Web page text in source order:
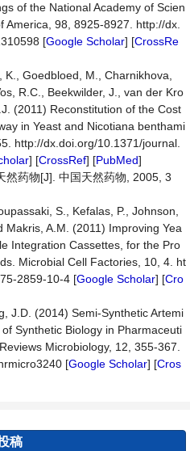
of the National Academy of Scien
America, 98, 8925-8927. http://dx.
[Google Scholar] [CrossRe
Goedbloed, M., Charnikhova,
R.C., Beekwilder, J., van der Kro
(2011) Reconstitution of the Cost
in Yeast and Nicotiana benthami
http://dx.doi.org/10.1371/journal.
] [CrossRef] [PubMed]
然药物[J]. 中国天然药物, 2005, 3
S., Kefalas, P., Johnson,
Makris, A.M. (2011) Improving Yea
Integration Cassettes, for the Pro
Microbial Cell Factories, 10, 4. ht
2859-10-4 [Google Scholar] [Cro
J.D. (2014) Semi-Synthetic Artemi
Synthetic Biology in Pharmaceuti
Microbiology, 12, 355-367.
[Google Scholar] [Cros
稿